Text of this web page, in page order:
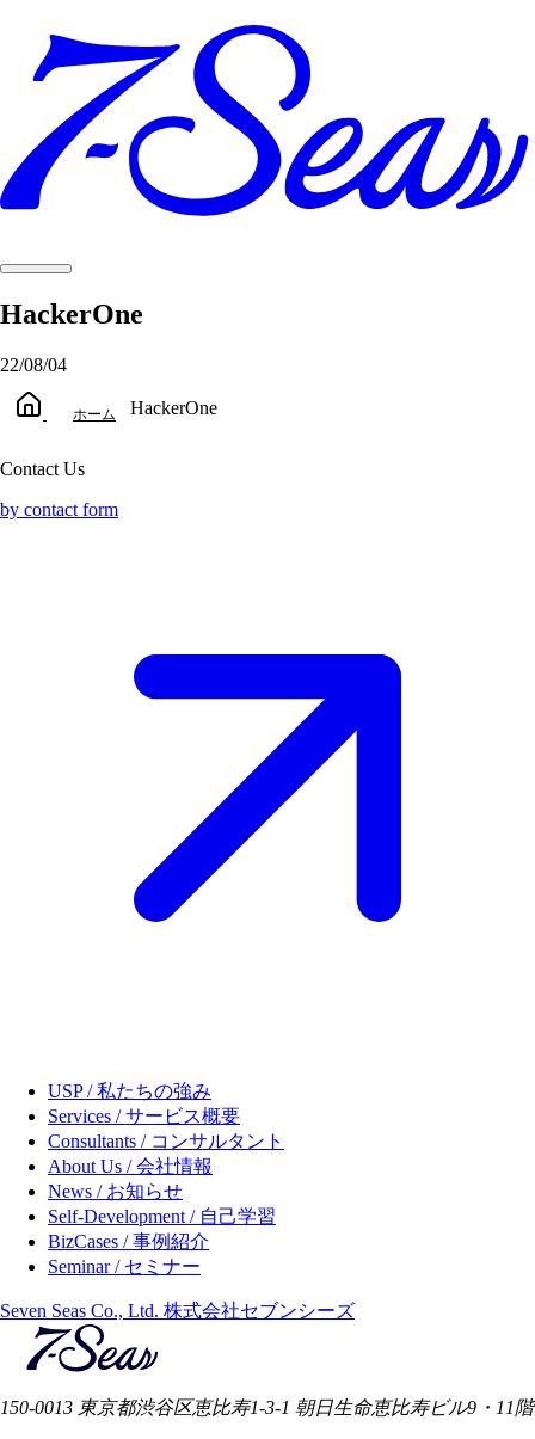
HackerOne
22/08/04
ホーム HackerOne
Contact Us
by contact form
USP / 私たちの強み
Services / サービス概要
Consultants / コンサルタント
About Us / 会社情報
News / お知らせ
Self-Development / 自己学習
BizCases / 事例紹介
Seminar / セミナー
Seven Seas Co., Ltd. 株式会社セブンシーズ
150-0013 東京都渋谷区恵比寿1-3-1 朝日生命恵比寿ビル9・11階